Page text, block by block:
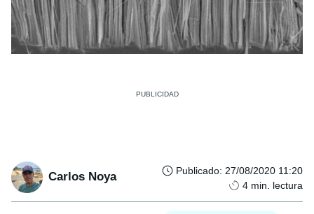
Carlos Noya Publicado: 27/08/2020 11:20
4 min. lectura